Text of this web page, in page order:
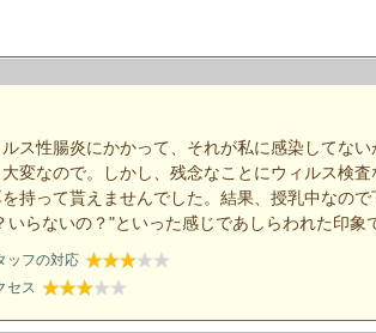
ス性腸炎にかかって、それが私に感染してない
変なので。しかし、残念なことにウィルス検
持って貰えませんでした。結果、授乳中なの
らないの？"といった感じであしらわれた印象
ッフの対応
セス